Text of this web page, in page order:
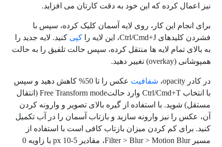
نیز اعمال کرده که این خود به دقت کارتان می افزاید.
برای انجام این کار، روی لایه آسمان کلیک کرده، سپس با
فشردن کلیدهای Ctrl/Cmd+J، این لایه را
کپی کنید. لایه جدید را
به بالای تمام لایه ها منتقل کرده، سپس حالت تلفیق را به حالت
همپوشانی (overkay) تغییر دهید.
در کادر opacity، شفافیت
عکس را تا 50% کاهش دهید و سپس
با انتخاب Ctrl/Cmd+T وارد حالتFree Transform mode (انتقال
مستقل) شوید. با استفاده از گیره بالای تصویر و وارونه کردن
آن، عکس را نیز وارونه سازید و بازتاب آسمان را در آب تکمیل
کنید. برای کم کردن میزان بازتاب کافی است با استفاده از
مسیر Filter > Blur > Motion Blur، مقادیر 5-10 px با زاویه 0